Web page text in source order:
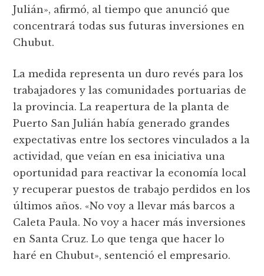
Julián», afirmó, al tiempo que anunció que
concentrará todas sus futuras inversiones en
Chubut.
La medida representa un duro revés para los
trabajadores y las comunidades portuarias de
la provincia. La reapertura de la planta de
Puerto San Julián había generado grandes
expectativas entre los sectores vinculados a la
actividad, que veían en esa iniciativa una
oportunidad para reactivar la economía local
y recuperar puestos de trabajo perdidos en los
últimos años. «No voy a llevar más barcos a
Caleta Paula. No voy a hacer más inversiones
en Santa Cruz. Lo que tenga que hacer lo
haré en Chubut», sentenció el empresario.